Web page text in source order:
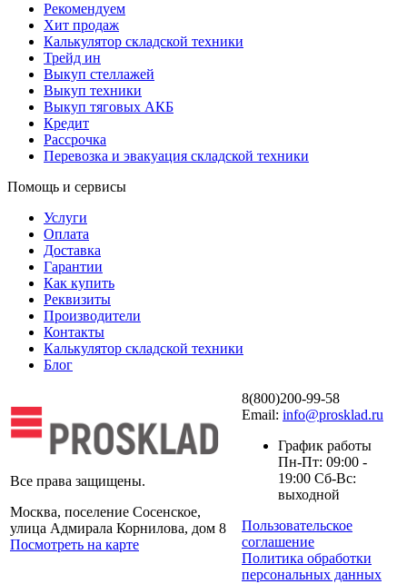
Рекомендуем
Хит продаж
Калькулятор складской техники
Трейд ин
Выкуп стеллажей
Выкуп техники
Выкуп тяговых АКБ
Кредит
Рассрочка
Перевозка и эвакуация складской техники
Помощь и сервисы
Услуги
Оплата
Доставка
Гарантии
Как купить
Реквизиты
Производители
Контакты
Калькулятор складской техники
Блог
Все права защищены.
Москва, поселение Сосенское,
улица Адмирала Корнилова, дом 8
Посмотреть на карте
8(800)200-99-58
Email: info@prosklad.ru
График работы
Пн-Пт: 09:00 -
19:00 Сб-Вс:
выходной
Пользовательское
соглашение
Политика обработки
персональных данных